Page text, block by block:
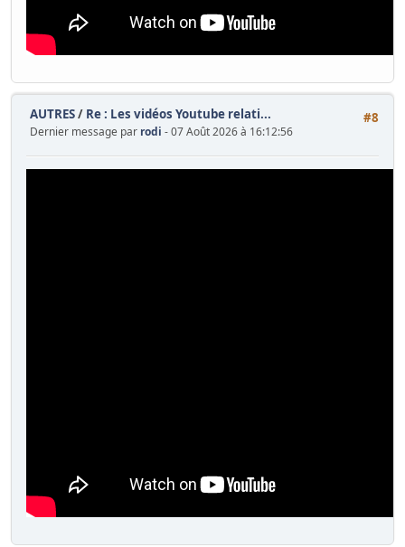
#8
AUTRES/ Re : Les vidéos Youtube relati...
Dernier message par rodi - 07 Août 2026 à 16:12:56